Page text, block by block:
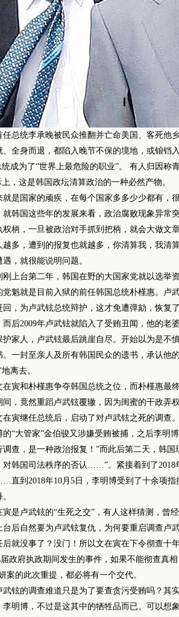
统李承晚被民众推翻并亡命美国、客死他
全身而退，都陷入晚节不保的境地，或锒铛
成为了“世界上最危险的职业”。 有人归因称
，这是韩国政坛清算政治的一种必然产物。
国家的顽疾，在每个国家多多少少都有，
韩国这些年的发展来看，政治腐败现象异常
权柄，一旦被政治对手抓到把柄，就会大做文
多，遭到的报复也就越多，你清算我，我清
，就很能说明问题。
台第二年，韩国在野的大国家党就以选举
魁就是目前入狱的前任韩国总统朴槿惠。卢
，为卢武铉总统辩护，这才免遭弹劾，恢复
后2009年卢武铉就陷入了受贿丑闻，他的老
家人，卢武铉最后跳崖自尽。开始以为是不
一封至亲人及所有韩国民众的遗书，承认他
离去。
和朴槿惠争夺韩国总统之位，而朴槿惠最
，竟然重蹈卢武铉覆辙，因为闺蜜的干政弄
寅继任总统后，启动了对卢武铉之死的调查
“大管家”金伯骏又涉嫌受贿被捕，之后李明
查，是一种政治报复！”而此后第二天，韩
对韩国司法秩序的否认……”。紧接着到了2018
直到2018年10月5日，李明博受到了十余项指
卢武铉的“生死之交”，有人这样猜测，曾
后自然要为卢武铉复仇，为何要重启调查卢
后就没事了？没门！所以文在寅在下令彻查十
政府执政期间发生的事件，如果不能彻查真
案的此次重提，都必将有一个交代。
的调查难道只是为了要查贪污受贿吗？其
明博，不过是这其中的牺牲品而已。可以想